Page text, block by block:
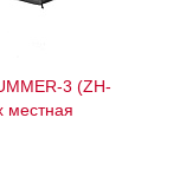
3 (ZH-
местная